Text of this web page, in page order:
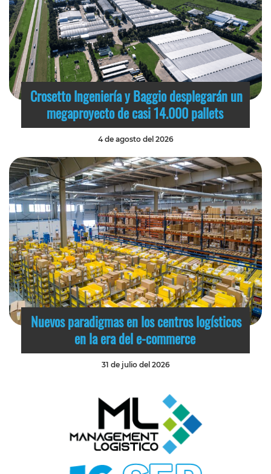
Crosetto Ingeniería y Baggio desplegarán un
megaproyecto de casi 14.000 pallets
4 de agosto del 2026
Nuevos paradigmas en los centros logísticos
en la era del e-commerce
31 de julio del 2026